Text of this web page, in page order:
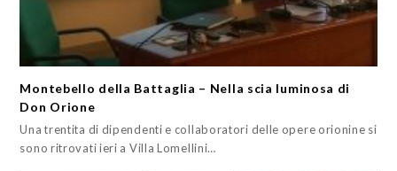
Montebello della Battaglia – Nella scia luminosa di
Don Orione
Una trentita di dipendenti e collaboratori delle opere orionine si
sono ritrovati ieri a Villa Lomellini…